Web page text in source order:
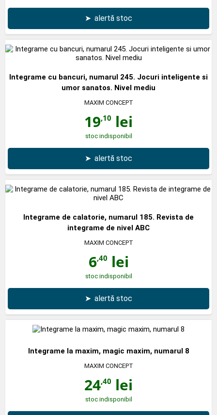
➤ alertă stoc
Integrame cu bancuri, numarul 245. Jocuri inteligente si
umor sanatos. Nivel mediu
MAXIM CONCEPT
19,10 lei
stoc indisponibil
➤ alertă stoc
Integrame de calatorie, numarul 185. Revista de
integrame de nivel ABC
MAXIM CONCEPT
6,40 lei
stoc indisponibil
➤ alertă stoc
Integrame la maxim, magic maxim, numarul 8
MAXIM CONCEPT
24,40 lei
stoc indisponibil